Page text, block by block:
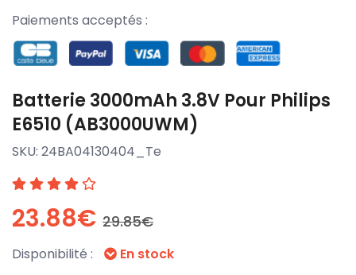
Paiements acceptés :
Batterie 3000mAh 3.8V Pour Philips
E6510 (AB3000UWM)
SKU: 24BA04130404_Te
23.88€ 29.85€
Disponibilité : En stock